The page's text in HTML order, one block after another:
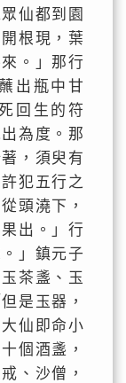
仙都到園
根現，葉
。」那行
出瓶中甘
回生的符
為度。那
，須臾有
犯五行之
頭澆下，
出。」行
」鎮元子
茶盞、玉
是玉器，
仙即命小
個酒盞，
、沙僧，